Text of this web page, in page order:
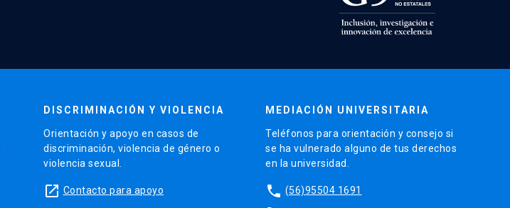
DISCRIMINACIÓN Y VIOLENCIA
Orientación y apoyo en casos de
discriminación, violencia de género o
violencia sexual.
launch Contacto para apoyo
MEDIACIÓN UNIVERSITARIA
Teléfonos para orientación y consejo si
se ha vulnerado alguno de tus derechos
en la universidad.
phone (56)95504 1691